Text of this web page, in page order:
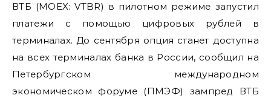
ВТБ (MOEX: VTBR) в пилотном режиме запустил
платежи с помощью цифровых рублей в
терминалах. До сентября опция станет доступна
на всех терминалах банка в России, сообщил на
Петербургском международном
экономическом форуме (ПМЭФ) зампред ВТБ